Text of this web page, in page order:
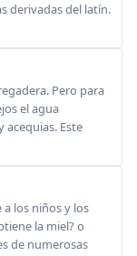
derivadas del latín.
Pero para
el agua
acequias. Este
los niños y los
la miel? o
de numerosas